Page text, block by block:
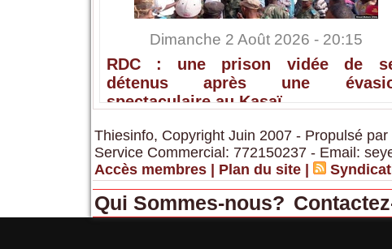
Dimanche 2 Août 2026 - 20:15
RDC : une prison vidée de
détenus après une
spectaculaire au Kasaï
Thiesinfo, Copyright Juin 2007 - Propulsé
Service Commercial: 772150237 - Email:
Accès membres | Plan du site |
Qui Sommes-nous?